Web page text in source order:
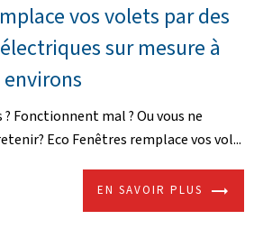
vos volets par des
sur mesure à
Fonctionnent mal ? Ou vous ne
Eco Fenêtres remplace vos vol...
EN SAVOIR PLUS